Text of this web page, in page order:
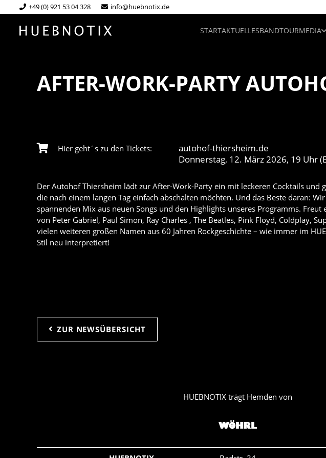
+49 (0) 921 53 04 328 info@huebnotix.de
STARTAKTUELLESBANDTOURMEDIA
AFTER-WORK-PARTY
Hier geht´s zu den Tickets:
autohof-thiersheim.de
Donnerstag, 12. März 2026, 19 Uhr
Der Autohof Thiersheim lädt zur After-Work-Party ein mit leckeren Cocktails und
die nach einem langen Tag einfach abschalten möchten. Und das Beste daran:
spannenden Mix aus neuen Songs und den Highlights unseres Programms. Freut
von Peter Gabriel, Paul Simon, Ray Charles , The Beatles, Pink Floyd, Coldplay,
vielen weiteren großen Namen aus 60 Jahren Rockgeschichte – wie immer im
Stil neu interpretiert!
ZUR NEWSÜBERSICHT
HUEBNOTIX trägt Hemden von